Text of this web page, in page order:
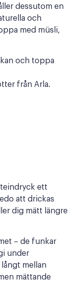
dessutom en
och
med müsli,
och toppa
från Arla.
ett
att drickas
dig mätt längre
– de funkar
under
mellan
mättande